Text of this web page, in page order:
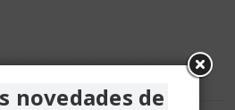
novedades de